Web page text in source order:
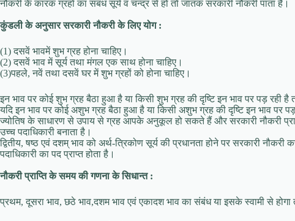
नौकरी के कारक ग्रहों का संबंध सूर्य व चन्द्र से हो तो जातक सरकारी नौकरी पाता है।
कुंडली के अनुसार सरकारी नौकरी के लिए योग :
(1) दसवें भावमें शुभ ग्रह होना चाहिए।
(2) दसवें भाव में सूर्य तथा मंगल एक साथ होना चाहिए।
(3)पहले, नवें तथा दसवें घर में शुभ ग्रहों को होना चाहिए।
इन भाव पर कोई शुभ ग्रह बैठा हुआ है या किसी शुभ ग्रह की दृष्टि इन भाव पर पड़ रही है
यदि इन भाव पर कोई अशुभ ग्रह बैठा हुआ है या किसी अशुभ ग्रह की दृष्टि इन भाव पर
ज्योतिष के साधारण से उपाय से ग्रह आपके अनुकूल हो सकते हैं और सरकारी नौकरी
उच्च पदाधिकारी बनाता है।
द्वितीय, षष्ठ एवं दशम्‌ भाव को अर्थ-त्रिकोण सूर्य की प्रधानता होने पर सरकारी
पदाधिकारी का पद प्राप्त होता है।
नौकरी प्राप्ति के समय की गणना के सिधान्त :
प्रथम, दूसरा भाव, छठे भाव,दशम भाव एवं एकादश भाव का संबंध या इसके स्वामी से होगा